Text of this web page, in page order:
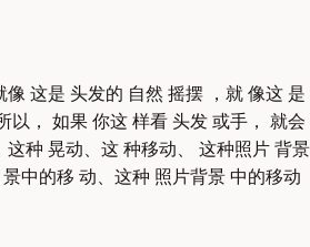
像 这是 头发的 自然 摇摆 ，就 像这 是
以， 如果 你这 样看 头发 或手， 就会
种 晃动、这 种移动、 这种照片 背景
中的移 动、这种 照片背景 中的移动